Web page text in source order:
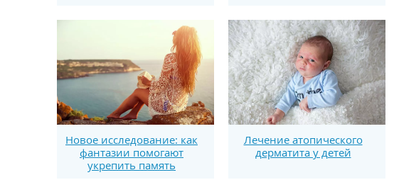
Новое исследование: как
фантазии помогают
укрепить память
Лечение атопического
дерматита у детей